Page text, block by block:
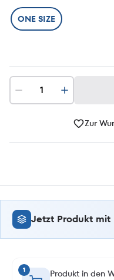
ONE SIZE
Zur
Jetzt Produkt mit
1 Produkt in den